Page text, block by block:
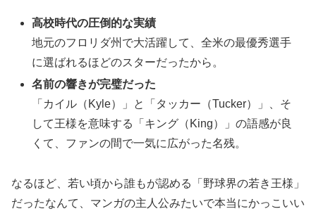
高校時代の圧倒的な実績
地元のフロリダ州で大活躍して、全米の最優秀選手
に選ばれるほどのスターだったから。
名前の響きが完璧だった
「カイル（Kyle）」と「タッカー（Tucker）」、そ
して王様を意味する「キング（King）」の語感が良
くて、ファンの間で一気に広がった名残。
なるほど、若い頃から誰もが認める「野球界の若き王様」
だったなんて、マンガの主人公みたいで本当にかっこいい